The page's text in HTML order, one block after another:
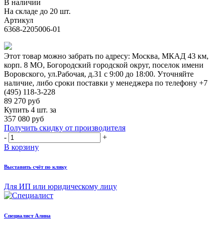
В наличии
На складе до 20 шт.
Артикул
6368-2205006-01
Этот товар можно забрать по адресу: Москва, МКАД 43 км,
корп. 8 МО, Богородский городской округ, поселок имени
Воровского, ул.Рабочая, д.31 с 9:00 до 18:00. Уточняйте
наличие, либо сроки поставки у менеджера по телефону +7
(495) 118-3-228
89 270 руб
Купить 4 шт. за
357 080 руб
Получить скидку от производителя
-
+
В корзину
Выставить счёт по клику
Для ИП или юридическому лицу
Cпециалист Алина